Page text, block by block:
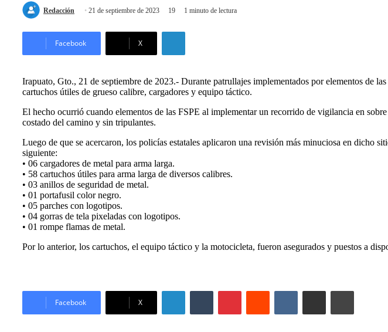
Redacción 21 de septiembre de 2023 19 1 minuto de lectura
Facebook X
LinkedIn
Irapuato, Gto., 21 de septiembre de 2023.- Durante patrullajes implementados por elementos de
cartuchos útiles de grueso calibre, cargadores y equipo táctico.
El hecho ocurrió cuando elementos de las FSPE al implementar un recorrido de vigilancia en
costado del camino y sin tripulantes.
Luego de que se acercaron, los policías estatales aplicaron una revisión más minuciosa en dicho
siguiente:
• 06 cargadores de metal para arma larga.
• 58 cartuchos útiles para arma larga de diversos calibres.
• 03 anillos de seguridad de metal.
• 01 portafusil color negro.
• 05 parches con logotipos.
• 04 gorras de tela pixeladas con logotipos.
• 01 rompe flamas de metal.
Por lo anterior, los cartuchos, el equipo táctico y la motocicleta, fueron asegurados y puestos a
Facebook X
LinkedInTumblrPinterestReddit VKontakteCompartir por correo electrónicoImprimir